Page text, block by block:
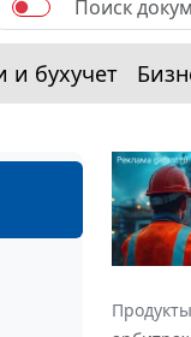
и бухучет